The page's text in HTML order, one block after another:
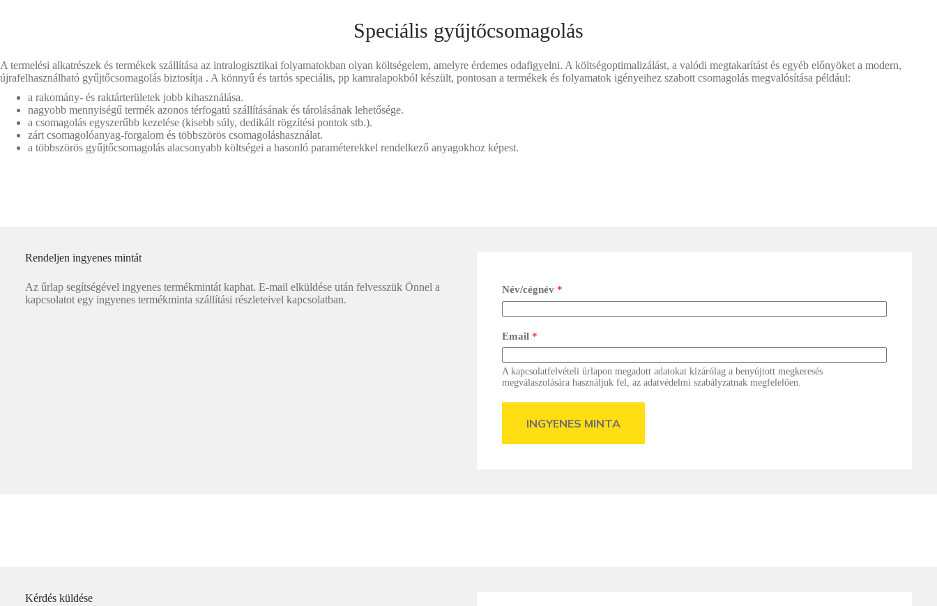
Speciális gyűjtőcsomagolás
A termelési alkatrészek és termékek szállítása az intralogisztikai folyamatokban olyan költségelem, amelyre érdemes odafigyelni. A költségoptimalizálást, a valódi megtakarítást és egyéb előnyöket a modern,
újrafelhasználható gyűjtőcsomagolás biztosítja . A könnyű és tartós speciális, pp kamralapokból készült, pontosan a termékek és folyamatok igényeihez szabott csomagolás megvalósítása például:
a rakomány- és raktárterületek jobb kihasználása.
nagyobb mennyiségű termék azonos térfogatú szállításának és tárolásának lehetősége.
a csomagolás egyszerűbb kezelése (kisebb súly, dedikált rögzítési pontok stb.).
zárt csomagolóanyag-forgalom és többszörös csomagoláshasználat.
a többszörös gyűjtőcsomagolás alacsonyabb költségei a hasonló paraméterekkel rendelkező anyagokhoz képest.
Rendeljen ingyenes mintát
Az űrlap segítségével ingyenes termékmintát kaphat. E-mail elküldése után felvesszük Önnel a
kapcsolatot egy ingyenes termékminta szállítási részleteivel kapcsolatban.
Név/cégnév *
Email *
A kapcsolatfelvételi űrlapon megadott adatokat kizárólag a benyújtott megkeresés
megválaszolására használjuk fel, az adatvédelmi szabályzatnak megfelelően.
INGYENES MINTA
Kérdés küldése